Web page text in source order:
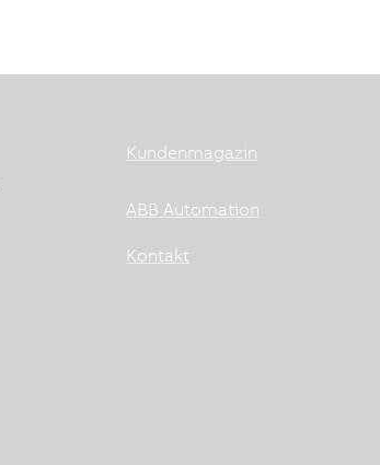
Kundenmagazin
ABB Automation
Kontakt